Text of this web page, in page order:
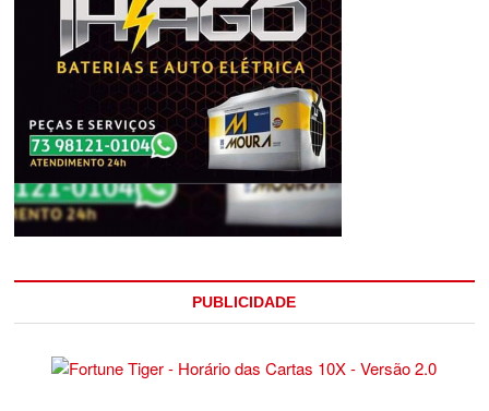
PUBLICIDADE